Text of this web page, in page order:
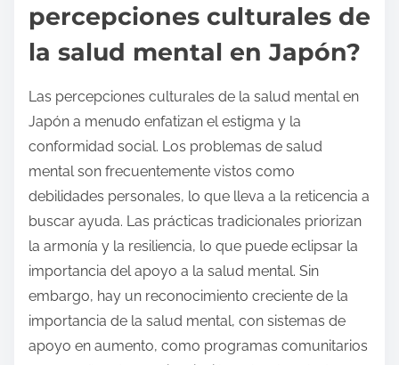
percepciones culturales de
la salud mental en Japón?
Las percepciones culturales de la salud mental en
Japón a menudo enfatizan el estigma y la
conformidad social. Los problemas de salud
mental son frecuentemente vistos como
debilidades personales, lo que lleva a la reticencia a
buscar ayuda. Las prácticas tradicionales priorizan
la armonía y la resiliencia, lo que puede eclipsar la
importancia del apoyo a la salud mental. Sin
embargo, hay un reconocimiento creciente de la
importancia de la salud mental, con sistemas de
apoyo en aumento, como programas comunitarios